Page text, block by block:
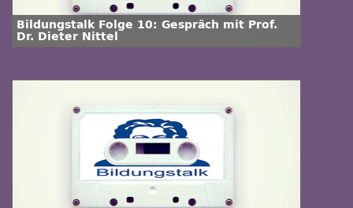
Bildungstalk Folge 10: Gespräch mit Prof.
Dr. Dieter Nittel